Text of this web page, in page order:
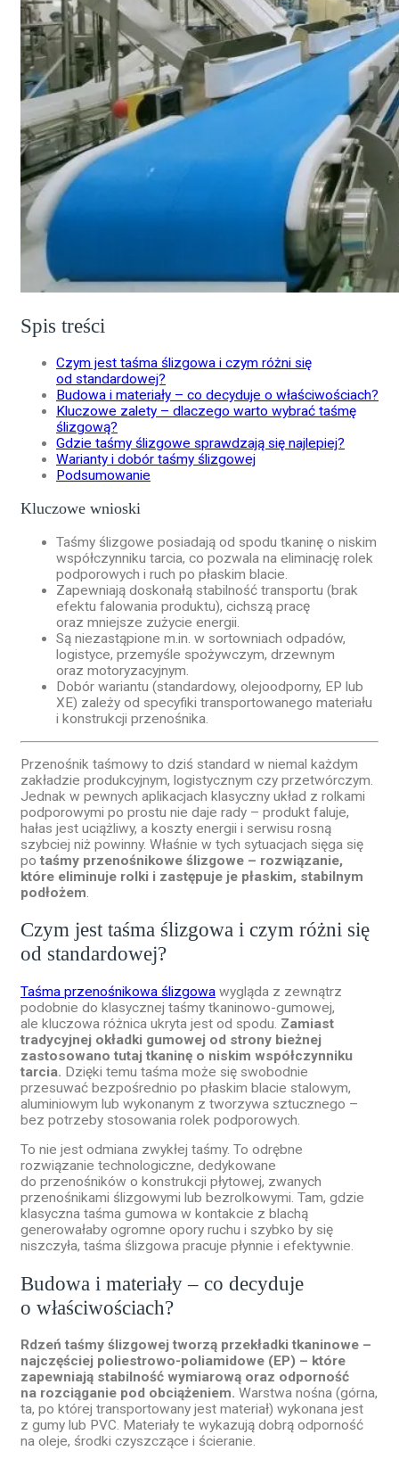
Spis treści
Czym jest taśma ślizgowa i czym różni się
od standardowej?
Budowa i materiały – co decyduje o właściwościach?
Kluczowe zalety – dlaczego warto wybrać taśmę
ślizgową?
Gdzie taśmy ślizgowe sprawdzają się najlepiej?
Warianty i dobór taśmy ślizgowej
Podsumowanie
Kluczowe wnioski
Taśmy ślizgowe posiadają od spodu tkaninę o niskim
współczynniku tarcia, co pozwala na eliminację rolek
podporowych i ruch po płaskim blacie.
Zapewniają doskonałą stabilność transportu (brak
efektu falowania produktu), cichszą pracę
oraz mniejsze zużycie energii.
Są niezastąpione m.in. w sortowniach odpadów,
logistyce, przemyśle spożywczym, drzewnym
oraz motoryzacyjnym.
Dobór wariantu (standardowy, olejoodporny, EP lub
XE) zależy od specyfiki transportowanego materiału
i konstrukcji przenośnika.
Przenośnik taśmowy to dziś standard w niemal każdym
zakładzie produkcyjnym, logistycznym czy przetwórczym.
Jednak w pewnych aplikacjach klasyczny układ z rolkami
podporowymi po prostu nie daje rady – produkt faluje,
hałas jest uciążliwy, a koszty energii i serwisu rosną
szybciej niż powinny. Właśnie w tych sytuacjach sięga się
po taśmy przenośnikowe ślizgowe – rozwiązanie,
które eliminuje rolki i zastępuje je płaskim, stabilnym
podłożem.
Czym jest taśma ślizgowa i czym różni się
od standardowej?
Taśma przenośnikowa ślizgowa wygląda z zewnątrz
podobnie do klasycznej taśmy tkaninowo-gumowej,
ale kluczowa różnica ukryta jest od spodu. Zamiast
tradycyjnej okładki gumowej od strony bieżnej
zastosowano tutaj tkaninę o niskim współczynniku
tarcia. Dzięki temu taśma może się swobodnie
przesuwać bezpośrednio po płaskim blacie stalowym,
aluminiowym lub wykonanym z tworzywa sztucznego –
bez potrzeby stosowania rolek podporowych.
To nie jest odmiana zwykłej taśmy. To odrębne
rozwiązanie technologiczne, dedykowane
do przenośników o konstrukcji płytowej, zwanych
przenośnikami ślizgowymi lub bezrolkowymi. Tam, gdzie
klasyczna taśma gumowa w kontakcie z blachą
generowałaby ogromne opory ruchu i szybko by się
niszczyła, taśma ślizgowa pracuje płynnie i efektywnie.
Budowa i materiały – co decyduje
o właściwościach?
Rdzeń taśmy ślizgowej tworzą przekładki tkaninowe –
najczęściej poliestrowo-poliamidowe (EP) – które
zapewniają stabilność wymiarową oraz odporność
na rozciąganie pod obciążeniem. Warstwa nośna (górna,
ta, po której transportowany jest materiał) wykonana jest
z gumy lub PVC. Materiały te wykazują dobrą odporność
na oleje, środki czyszczące i ścieranie.